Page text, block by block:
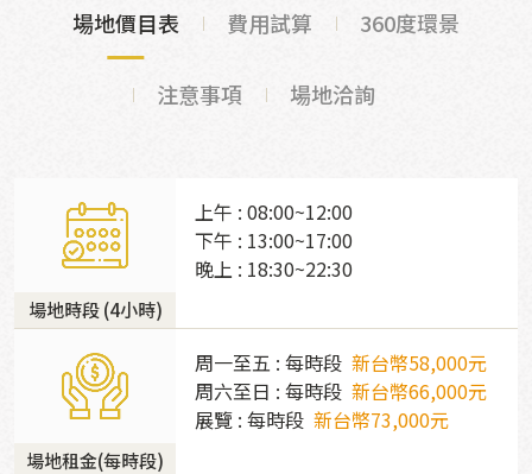
場地價目表 費用試算 360度環景
注意事項 場地洽詢
場地時段 (4小時)
上午 : 08:00~12:00
下午 : 13:00~17:00
晚上 : 18:30~22:30
場地租金(每時段)
周一至五 : 每時段 新台幣58,000元
周六至日 : 每時段 新台幣66,000元
展覽 : 每時段 新台幣73,000元